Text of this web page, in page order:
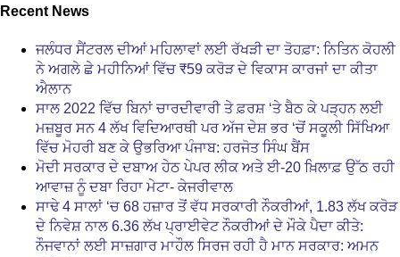
Recent News
ਜਲੰਧਰ ਸੈਂਟਰਲ ਦੀਆਂ ਮਹਿਲਾਵਾਂ ਲਈ ਰੱਖੜੀ ਦਾ ਤੋਹਫ਼ਾ: ਨਿਤਿਨ ਕੋਹਲੀ
ਨੇ ਅਗਲੇ ਛੇ ਮਹੀਨਿਆਂ ਵਿੱਚ ₹59 ਕਰੋੜ ਦੇ ਵਿਕਾਸ ਕਾਰਜਾਂ ਦਾ ਕੀਤਾ
ਐਲਾਨ
ਸਾਲ 2022 ਵਿੱਚ ਬਿਨਾਂ ਚਾਰਦੀਵਾਰੀ ਤੇ ਫ਼ਰਸ਼ ‘ਤੇ ਬੈਠ ਕੇ ਪੜ੍ਹਨ ਲਈ
ਮਜ਼ਬੂਰ ਸਨ 4 ਲੱਖ ਵਿਦਿਆਰਥੀ ਪਰ ਅੱਜ ਦੇਸ਼ ਭਰ ‘ਚੋਂ ਸਕੂਲੀ ਸਿੱਖਿਆ
ਵਿੱਚ ਮੋਹਰੀ ਬਣ ਕੇ ਉਭਰਿਆ ਪੰਜਾਬ: ਹਰਜੋਤ ਸਿੰਘ ਬੈਂਸ
ਮੋਦੀ ਸਰਕਾਰ ਦੇ ਦਬਾਅ ਹੇਠ ਪੇਪਰ ਲੀਕ ਅਤੇ ਈ-20 ਖ਼ਿਲਾਫ਼ ਉੱਠ ਰਹੀ
ਆਵਾਜ਼ ਨੂੰ ਦਬਾ ਰਿਹਾ ਮੇਟਾ- ਕੇਜਰੀਵਾਲ
ਸਾਢੇ 4 ਸਾਲਾਂ ‘ਚ 68 ਹਜ਼ਾਰ ਤੋਂ ਵੱਧ ਸਰਕਾਰੀ ਨੌਕਰੀਆਂ, 1.83 ਲੱਖ ਕਰੋੜ
ਦੇ ਨਿਵੇਸ਼ ਨਾਲ 6.36 ਲੱਖ ਪ੍ਰਾਈਵੇਟ ਨੌਕਰੀਆਂ ਦੇ ਮੌਕੇ ਪੈਦਾ ਕੀਤੇ:
ਨੌਜਵਾਨਾਂ ਲਈ ਸਾਜ਼ਗਾਰ ਮਾਹੌਲ ਸਿਰਜ ਰਹੀ ਹੈ ਮਾਨ ਸਰਕਾਰ: ਅਮਨ